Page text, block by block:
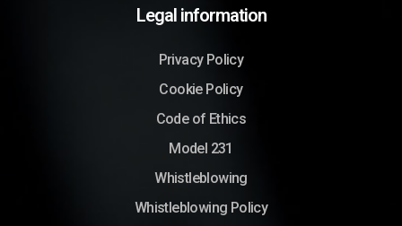
Legal information
Privacy Policy
Cookie Policy
Code of Ethics
Model 231
Whistleblowing
Whistleblowing Policy